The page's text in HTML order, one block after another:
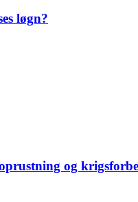
løgn?
og